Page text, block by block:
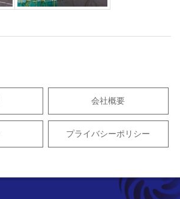
会社概要
プライバシーポリシー